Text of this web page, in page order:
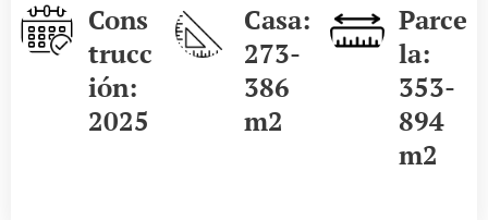
Cons
trucc
ión:
2025
Casa:
273-
386
m2
Parce
la:
353-
894
m2